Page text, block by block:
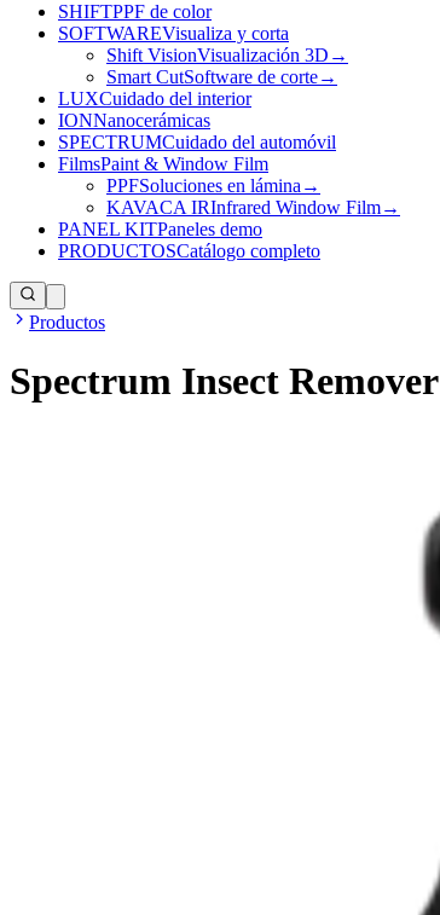
SHIFTPPF de color
SOFTWAREVisualiza y corta
Shift VisionVisualización 3D →
Smart CutSoftware de corte→
LUXCuidado del interior
IONNanocerámicas
SPECTRUMCuidado del automóvil
FilmsPaint & Window Film
PPFSoluciones en lámina →
KAVACA IRInfrared Window Film→
PANEL KITPaneles demo
PRODUCTOSCatálogo completo
Productos
Spectrum Insect Remover